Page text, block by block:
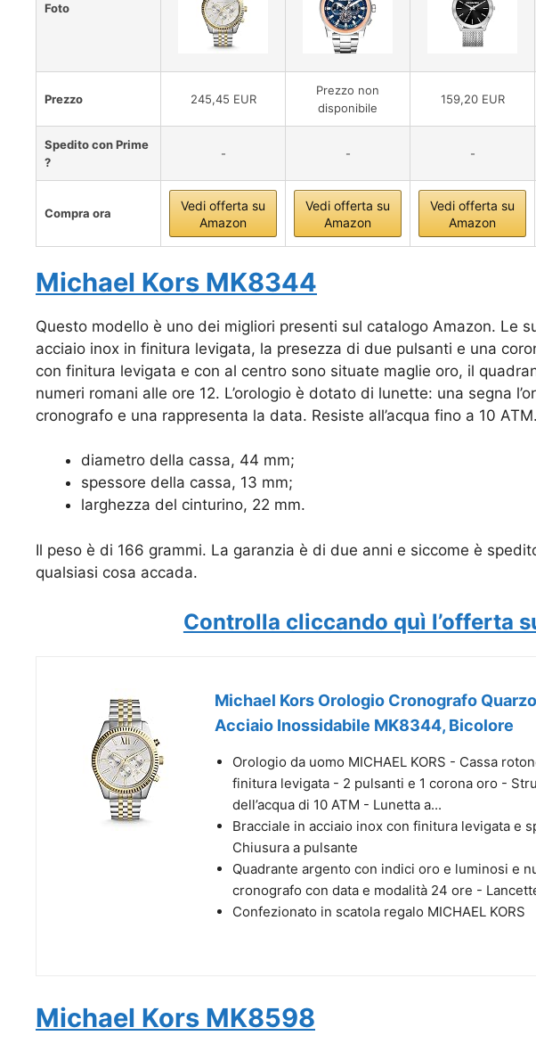
Foto
Prezzo 245,45 EUR
Prezzo non
disponibile
159,20 EUR
Spedito con Prime
?
- - -
Compra ora
Vedi offerta su
Amazon
Vedi offerta su
Amazon
Vedi offerta su
Amazon
Michael Kors MK8344
Questo modello è uno dei migliori presenti sul catalogo Amazon. Le
acciaio inox in finitura levigata, la presezza di due pulsanti e una
con finitura levigata e con al centro sono situate maglie oro, il
numeri romani alle ore 12. L’orologio è dotato di lunette: una segna
cronografo e una rappresenta la data. Resiste all’acqua fino a 10
diametro della cassa, 44 mm;
spessore della cassa, 13 mm;
larghezza del cinturino, 22 mm.
Il peso è di 166 grammi. La garanzia è di due anni e siccome è
qualsiasi cosa accada.
Controlla cliccando quì l’offerta
Michael Kors Orologio Cronografo
Acciaio Inossidabile MK8344, Bicolore
Orologio da uomo MICHAEL KORS - Cassa
finitura levigata - 2 pulsanti e 1 corona oro -
dell’acqua di 10 ATM - Lunetta a...
Bracciale in acciaio inox con finitura levigata e
Chiusura a pulsante
Quadrante argento con indici oro e luminosi e
cronografo con data e modalità 24 ore -
Confezionato in scatola regalo MICHAEL KORS
Michael Kors MK8598